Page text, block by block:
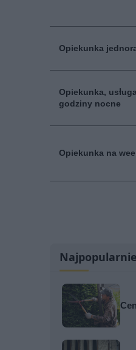
Opiekunka
Opiekunka,
godziny nocne
Opiekunka na